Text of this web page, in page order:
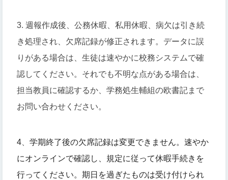
3. 週報作成後、公務休暇、私用休暇、病欠は引き続
き処理され、欠席記録が修正されます。データに誤
りがある場合は、生徒は速やかに校務システムで確
認してください。それでも不明な点がある場合は、
担当教員に確認するか、学務処生輔組の欧書記まで
お問い合わせください。
4 学期終了後の欠席記録は変更できません。 速やか
にオンラインで確認し、規定に従って休暇手続きを
行ってください。期日を過ぎたものは受け付けられ